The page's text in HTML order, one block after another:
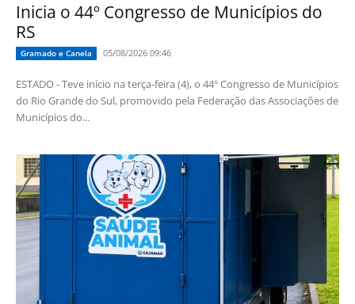
Inicia o 44º Congresso de Municípios do
RS
Gramado e Canela 05/08/2026 09:46
ESTADO - Teve início na terça-feira (4), o 44º Congresso de Municípios
do Rio Grande do Sul, promovido pela Federação das Associações de
Municípios do...